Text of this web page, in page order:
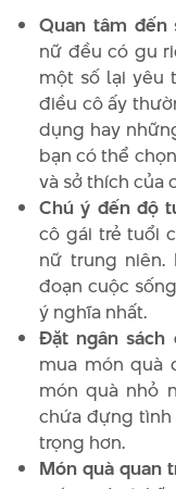
Quan tâm đến
nữ đều có gu
một số lại yêu
điều cô ấy
dụng hay
bạn có thể
và sở thích của
Chú ý đến độ
cô gái trẻ tuổi
nữ trung niên.
đoạn cuộc
ý nghĩa nhất.
Đặt ngân sách
mua món quà
món quà nhỏ
chứa đựng
trọng hơn.
Món quà quan